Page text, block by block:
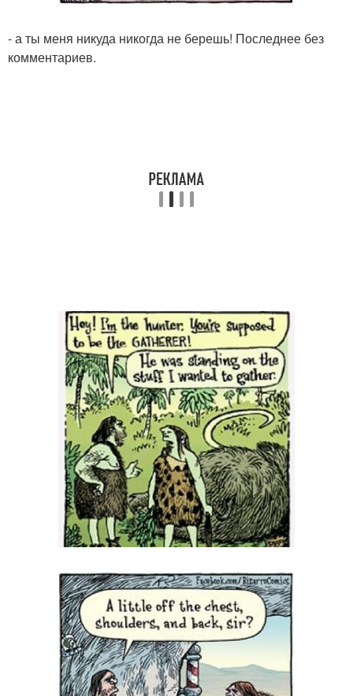
- а ты меня никуда никогда не берешь! Последнее без
комментариев.